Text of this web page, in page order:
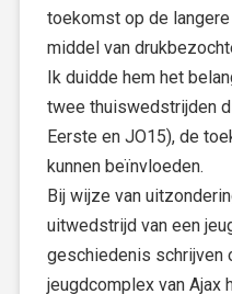
toekomst op de
middel van
Ik duidde hem het
twee thuiswedstrijden
Eerste en JO15), de
kunnen beïnvloeden.
Bij wijze van
uitwedstrijd van een
geschiedenis schrijven
jeugdcomplex van Ajax